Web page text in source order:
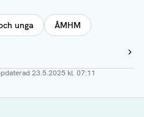
unga ÅMHM
23.5.2025 kl. 07:11